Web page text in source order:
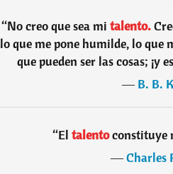
“No creo que sea mi talento.
lo que me pone humilde, lo que
que pueden ser las cosas; ¡y
―B. B.
“El talentoconstituye
―Charles